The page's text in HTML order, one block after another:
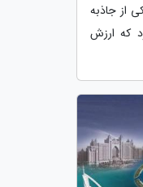
از جاذبه
که ارزش